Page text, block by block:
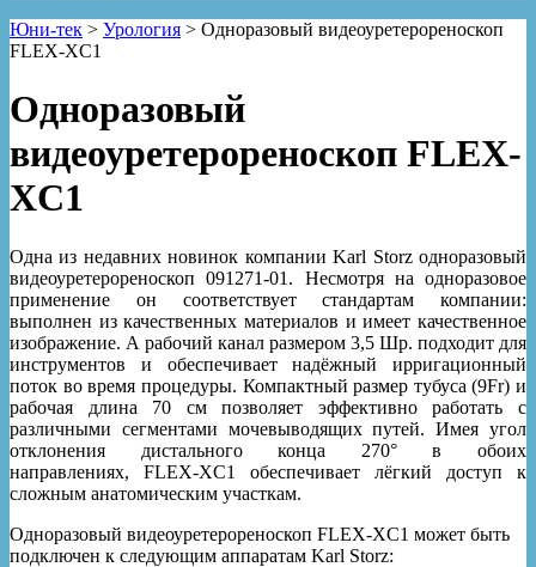
Юни-тек > Урология > Одноразовый видеоуретерореноскоп
FLEX-XC1
Одноразовый
видеоуретерореноскоп FLEX-
XC1
Одна из недавних новинок компании Karl Storz одноразовый
видеоуретерореноскоп 091271-01. Несмотря на одноразовое
применение он соответствует стандартам компании:
выполнен из качественных материалов и имеет качественное
изображение. А рабочий канал размером 3,5 Шр. подходит для
инструментов и обеспечивает надёжный ирригационный
поток во время процедуры. Компактный размер тубуса (9Fr) и
рабочая длина 70 см позволяет эффективно работать с
различными сегментами мочевыводящих путей. Имея угол
отклонения дистального конца 270° в обоих
направлениях, FLEX-XC1 обеспечивает лёгкий доступ к
сложным анатомическим участкам.
Одноразовый видеоуретерореноскоп FLEX-XC1 может быть
подключен к следующим аппаратам Karl Storz: